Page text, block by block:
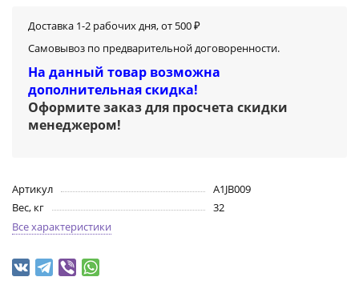
Доставка 1-2 рабочих дня, от 500 ₽
Самовывоз по предварительной договоренности.
На данный товар возможна
дополнительная скидка!
Оформите заказ для просчета скидки
менеджером!
Артикул
A1JB009
Вес, кг
32
Все характеристики